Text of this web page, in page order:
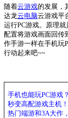
随着云游戏的发展，
达龙云电脑云游戏平
运行PC游戏。原理
配置将游戏画面回传
作手游一样在手机玩
行动起来吧~~
手机也能玩PC游戏
秒变高配游戏主机
热门端游和3A大作，